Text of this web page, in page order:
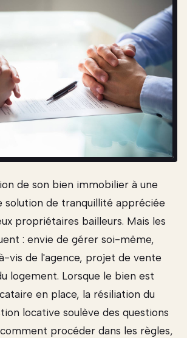
de son bien immobilier à une
solution de tranquillité appréciée
propriétaires bailleurs. Mais les
: envie de gérer soi-même,
vis de l'agence, projet de vente
logement. Lorsque le bien est
en place, la résiliation du
locative soulève des questions
procéder dans les règles,